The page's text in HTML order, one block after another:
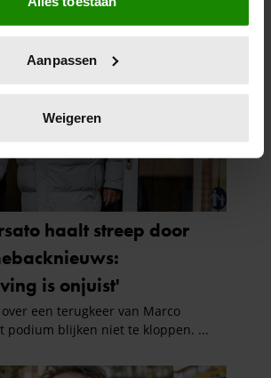
verzamelen over uw geografische
een paar meter nauwkeurig kan zijn
eigenschappen (fingerprinting)
voorkeuren in het
om content en advertenties te
functies voor social media te bieden
te analyseren. Ook delen we
gebruik van onze site met onze
media, adverteren en analyse. Deze
gegevens combineren met andere
ze heeft verstrekt of die ze hebben
onze cookies als u onze website blijft
Aanpassen
Weigeren